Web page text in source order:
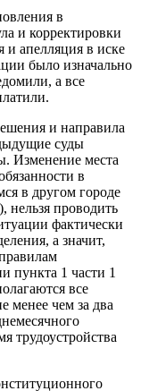
в
и корректировки
и апелляция в иске
было изначально
а все
и направила
суды
Изменение места
в
в другом городе
нельзя проводить
фактически
а значит,
пункта 1 части 1
все
менее чем за два
трудоустройства